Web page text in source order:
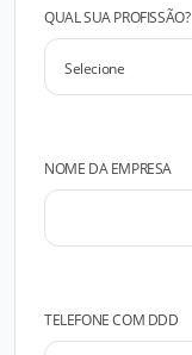
QUAL SUA PROFISSÃO?
NOME DA EMPRESA
TELEFONE COM DDD